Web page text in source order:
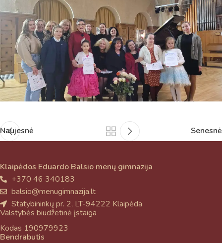
Naujesnė Senesnė
Klaipėdos Eduardo Balsio menų gimnazija
+370 46 340183
balsio@menugimnazija.lt
Statybininkų pr. 2, LT-94222 Klaipėda
Valstybės biudžetinė įstaiga
Kodas 190979923
Bendrabutis